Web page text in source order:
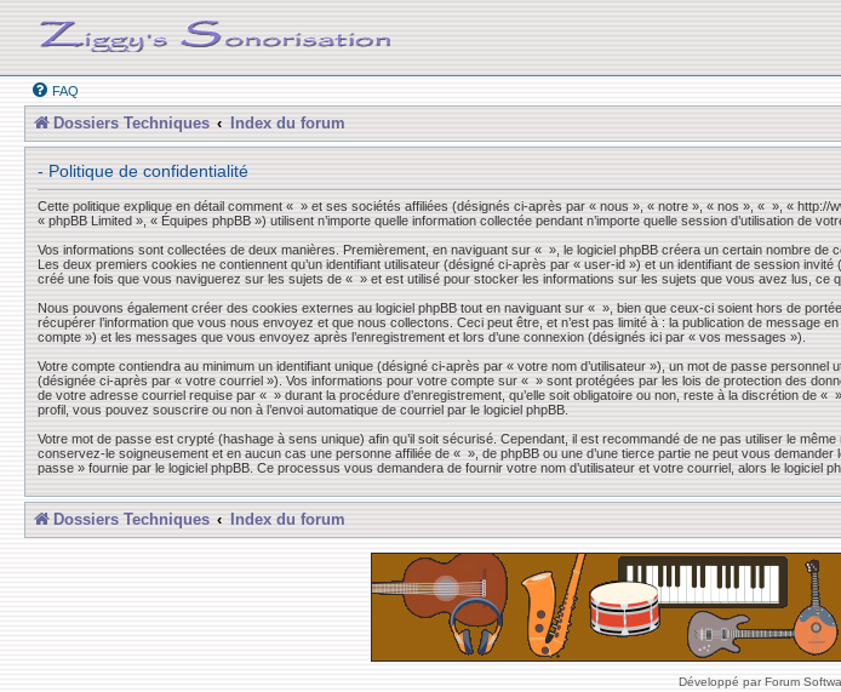
FAQ
Dossiers Techniques Index du forum
- Politique de confidentialité
Cette politique explique en détail comment « » et ses sociétés affiliées (désignés ci-après par « nous », « notre », « nos », « », «
« phpBB Limited », « Équipes phpBB ») utilisent n’importe quelle information collectée pendant n’importe quelle session d’utilisation de
Vos informations sont collectées de deux manières. Premièrement, en naviguant sur « », le logiciel phpBB créera un certain nombre
Les deux premiers cookies ne contiennent qu’un identifiant utilisateur (désigné ci-après par « user-id ») et un identifiant de session
créé une fois que vous naviguerez sur les sujets de « » et est utilisé pour stocker les informations sur les sujets que vous avez lus, ce
Nous pouvons également créer des cookies externes au logiciel phpBB tout en naviguant sur « », bien que ceux-ci soient hors de
récupérer l’information que vous nous envoyez et que nous collectons. Ceci peut être, et n’est pas limité à : la publication de
compte ») et les messages que vous envoyez après l’enregistrement et lors d’une connexion (désignés ici par « vos messages »).
Votre compte contiendra au minimum un identifiant unique (désigné ci-après par « votre nom d’utilisateur »), un mot de passe
(désignée ci-après par « votre courriel »). Vos informations pour votre compte sur « » sont protégées par les lois de protection des
de votre adresse courriel requise par « » durant la procédure d’enregistrement, qu’elle soit obligatoire ou non, reste à la discrétion
profil, vous pouvez souscrire ou non à l’envoi automatique de courriel par le logiciel phpBB.
Votre mot de passe est crypté (hashage à sens unique) afin qu’il soit sécurisé. Cependant, il est recommandé de ne pas utiliser le
conservez-le soigneusement et en aucun cas une personne affiliée de « », de phpBB ou une d’une tierce partie ne peut vous
passe » fournie par le logiciel phpBB. Ce processus vous demandera de fournir votre nom d’utilisateur et votre courriel, alors le logiciel
Dossiers Techniques Index du forum
Développé par Forum